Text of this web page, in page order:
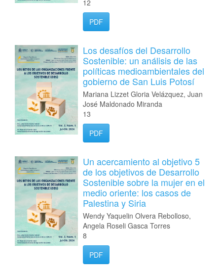
12
PDF
Los desafíos del Desarrollo
Sostenible: un análisis de las
políticas medioambientales del
gobierno de San Luis Potosí
Mariana Lizzet Gloria Velázquez, Juan
José Maldonado Miranda
13
PDF
Un acercamiento al objetivo 5
de los objetivos de Desarrollo
Sostenible sobre la mujer en el
medio oriente: los casos de
Palestina y Siria
Wendy Yaquelin Olvera Rebolloso,
Angela Roseli Gasca Torres
8
PDF